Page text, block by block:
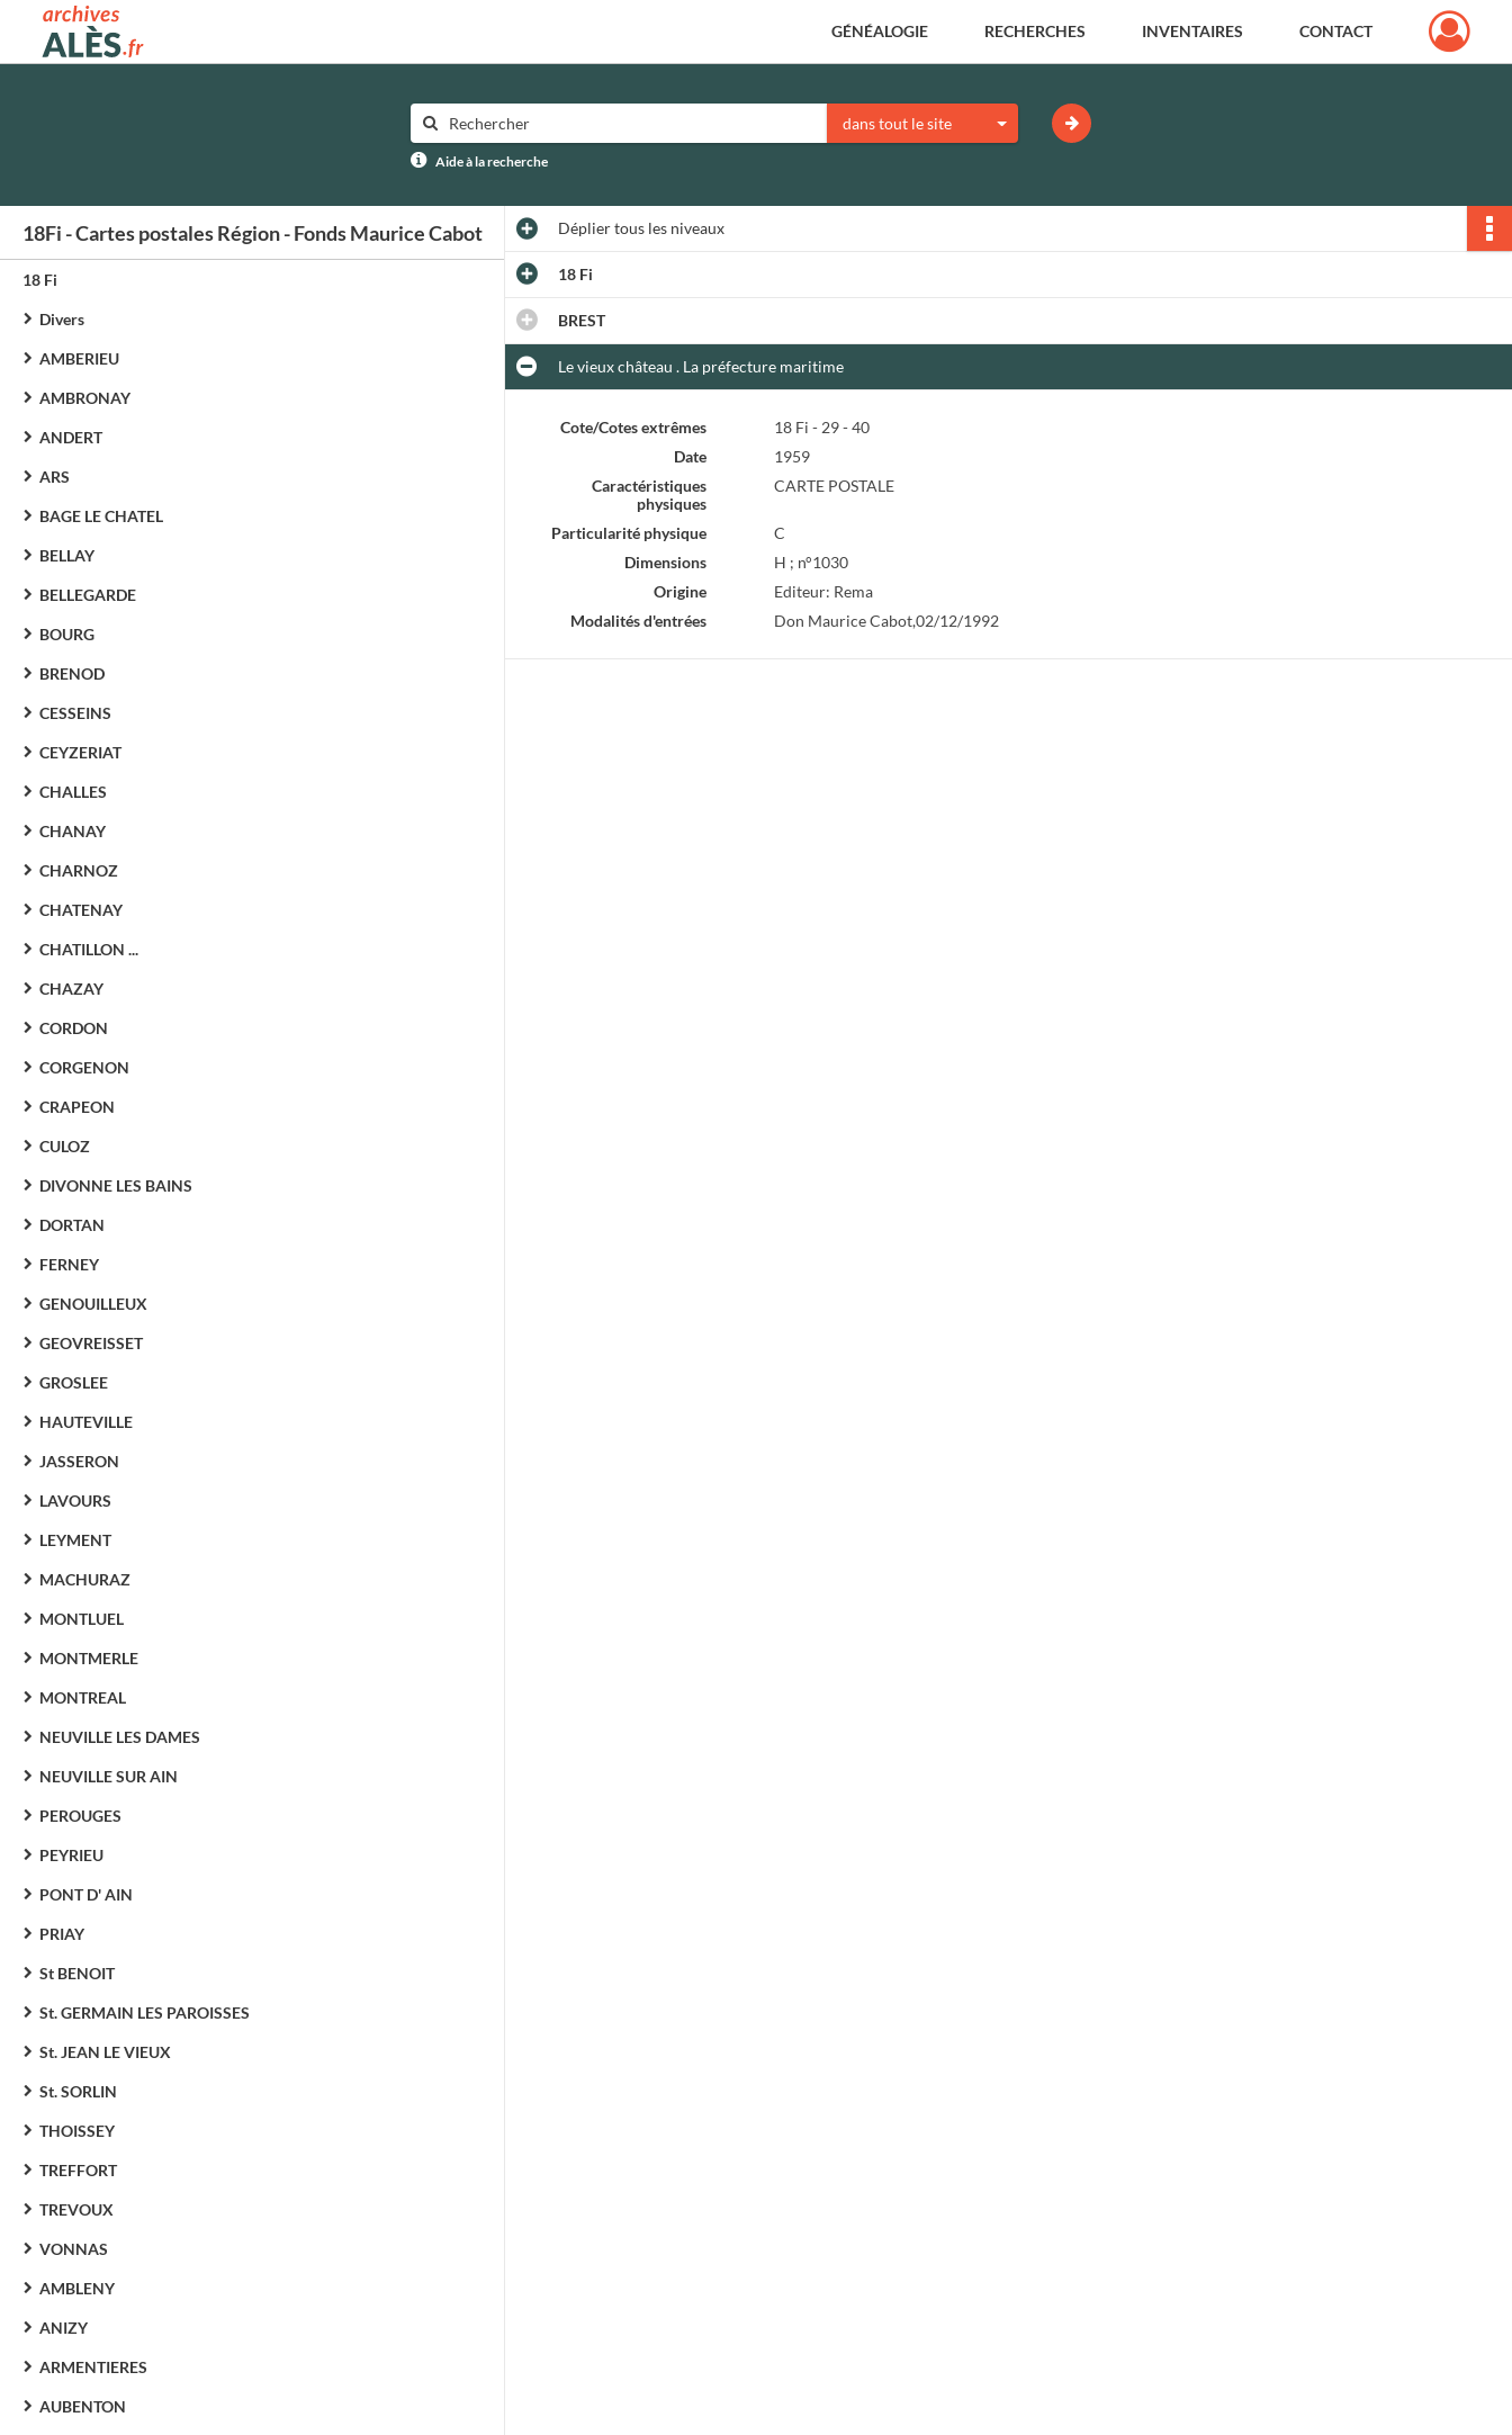
Archives municipales d'Alès GÉNÉALOGIE RECHERCHES INVENTAIRES CONTACT
dans tout le site
Aide à la recherche
18Fi - Cartes postales Région - Fonds Maurice Cabot
18 Fi
Divers
AMBERIEU
AMBRONAY
ANDERT
ARS
BAGE LE CHATEL
BELLAY
BELLEGARDE
BOURG
BRENOD
CESSEINS
CEYZERIAT
CHALLES
CHANAY
CHARNOZ
CHATENAY
CHATILLON ...
CHAZAY
CORDON
CORGENON
CRAPEON
CULOZ
DIVONNE LES BAINS
DORTAN
FERNEY
GENOUILLEUX
GEOVREISSET
GROSLEE
HAUTEVILLE
JASSERON
LAVOURS
LEYMENT
MACHURAZ
MONTLUEL
MONTMERLE
MONTREAL
NEUVILLE LES DAMES
NEUVILLE SUR AIN
PEROUGES
PEYRIEU
PONT D' AIN
PRIAY
St BENOIT
St. GERMAIN LES PAROISSES
St. JEAN LE VIEUX
St. SORLIN
THOISSEY
TREFFORT
TREVOUX
VONNAS
AMBLENY
ANIZY
ARMENTIERES
AUBENTON
Dépliertous les niveaux
18 Fi
BREST
Le vieux château . La préfecture maritime
Cote/Cotes extrêmes
18 Fi - 29 - 40
Date
1959
Caractéristiques
physiques
CARTE POSTALE
Particularité physique
C
Dimensions
H ; n°1030
Origine
Editeur: Rema
Modalités d'entrées
Don Maurice Cabot,02/12/1992